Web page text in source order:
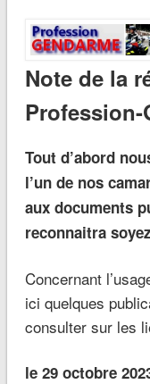
Note de la
Profession-
Tout d’abord
l’un de nos
aux documents
reconnaitra
Concernant
ici quelques
consulter sur les
le 29 octobre